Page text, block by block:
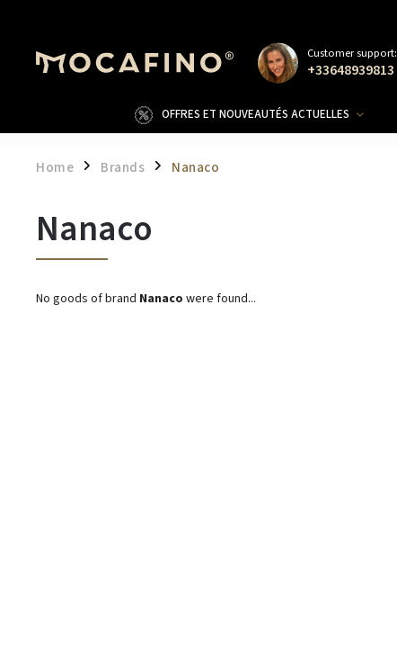
Customer support:
+33648939813
OFFRES ET NOUVEAUTÉS ACTUELLES
Home / Brands / Nanaco
Nanaco
No goods of brand Nanaco were found...